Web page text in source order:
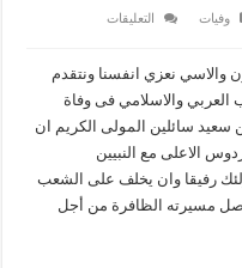
وفيات التعليقات
العربية
تنعي
الشعب
العماني
في
صاحب
الجلالة
والحكمة
السلطان
قابوس
والاسي نعزي انفسنا ونتقدم
والاسلامي فى وفاة
سائلين المولى الكريم ان
الاعلى مع النبيين
رفيقا وان يخلف على الشعب
مسيرته الظافرة من أجل